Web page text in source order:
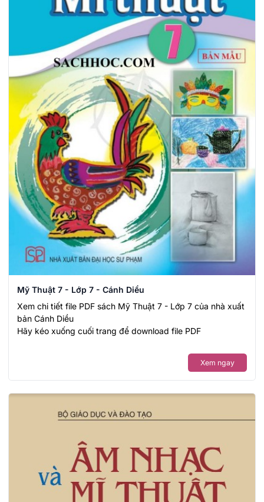
Mỹ Thuật 7 - Lớp 7 - Cánh Diều
Xem chi tiết file PDF sách Mỹ Thuật 7 - Lớp 7 của nhà xuất
bản Cánh Diều
Hãy kéo xuống cuối trang để download file PDF
Xem ngay